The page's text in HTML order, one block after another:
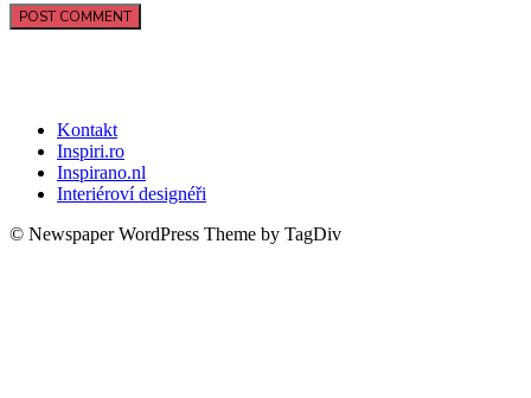
Kontakt
Inspiri.ro
Inspirano.nl
Interiéroví designéři
© Newspaper WordPress Theme by TagDiv